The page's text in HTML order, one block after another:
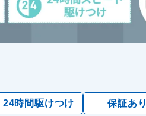
24時間駆けつけ 保証あり